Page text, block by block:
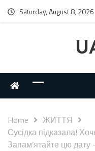
Saturday, August 8, 2026
Home
ЖИТТЯ
Сусідка підказала!
Запам’ятайте цю дату